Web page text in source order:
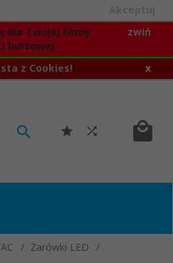
dla Twojej Firmy
hurtowej
zwiń
z Cookies! x
Żarówki LED